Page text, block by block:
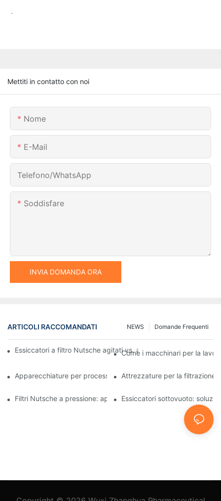
.
Mettiti in contatto con noi
Nome
E-Mail
Telefono/WhatsApp
Soddisfare
INVIA DOMANDA ORA
ARTICOLI RACCOMANDATI Domande Frequenti
NEWS
Essiccatori a filtro Nutsche agitati vs. altri metodi di
Come i macchinari per la
Apparecchiature per processi industriali: innovazioni che
Attrezzature per la filtrazione
Filtri Nutsche a pressione: applicazioni nell'industria chimica e
Essiccatori sottovuoto: